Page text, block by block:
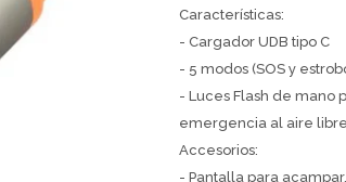
Características:
- Cargador UDB tipo C
- 5 modos (SOS y
- Luces Flash de mano
emergencia al aire
Accesorios:
- Pantalla para acampar.